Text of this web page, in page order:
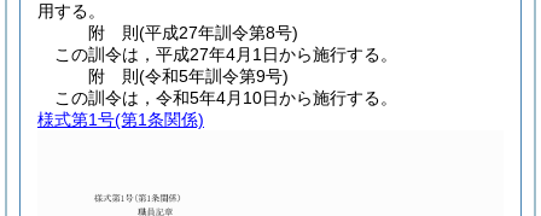
用する。
附 則(平成27年訓令第8号)
この訓令は，平成27年4月1日から施行する。
附 則(令和5年訓令第9号)
この訓令は，令和5年4月10日から施行する。
様式第1号(第1条関係)